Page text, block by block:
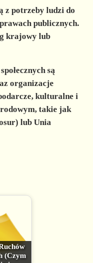
z potrzeby ludzi do
publicznych.
krajowy lub
są
organizacje
kulturalne i
takie jak
lub Unia
(Czym